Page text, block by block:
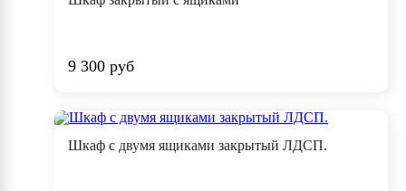
9 300 руб
Шкаф с двумя ящиками закрытый ЛДСП.